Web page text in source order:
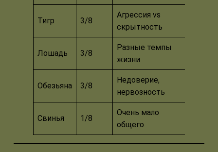
Тигр 3/8
Агрессия vs
скрытность
Лошадь 3/8
Разные темпы
жизни
Обезьяна 3/8
Недоверие,
нервозность
Свинья 1/8
Очень мало
общего